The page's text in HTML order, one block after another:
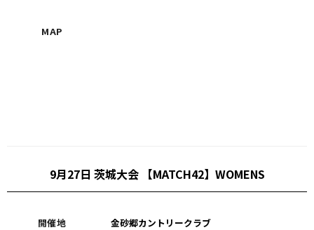
MAP
9月27日 茨城大会 【MATCH42】WOMENS
開催地 金砂郷カントリークラブ